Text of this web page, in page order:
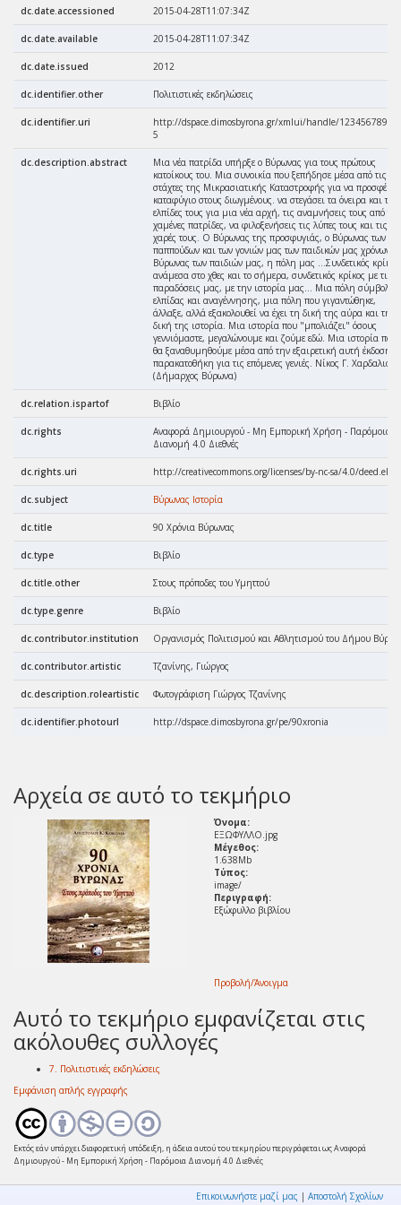
dc.date.accessioned 2015-04-28T11:07:34Z
dc.date.available 2015-04-28T11:07:34Z
dc.date.issued 2012
dc.identifier.other Πολιτιστικές εκδηλώσεις
dc.identifier.uri
http://dspace.dimosbyrona.gr/xmlui/handle/123456789/
5
dc.description.abstract
Μια νέα πατρίδα υπήρξε ο Βύρωνας για τους πρώτους
κατοίκους του. Μια συνοικία που ξεπήδησε μέσα από τις
στάχτες της Μικρασιατικής Καταστροφής για να προσφέρει
καταφύγιο στους διωγμένους. να στεγάσει τα όνειρα και τις
ελπίδες τους για μια νέα αρχή, τις αναμνήσεις τους από τις
χαμένες πατρίδες, να φιλοξενήσεις τις λύπες τους και τις
χαρές τους. Ο Βύρωνας της προσφυγιάς, ο Βύρωνας των
παππούδων και των γονιών μας των παιδικών μας χρόνων, ο
Βύρωνας των παιδιών μας, η πόλη μας ...Συνδετικός κρίκος
ανάμεσα στο χθες και το σήμερα, συνδετικός κρίκος με τις
παραδόσεις μας, με την ιστορία μας... Μια πόλη σύμβολο
ελπίδας και αναγέννησης, μια πόλη που γιγαντώθηκε,
άλλαξε, αλλά εξακολουθεί να έχει τη δική της αύρα και τη
δική της ιστορία. Μια ιστορία που "μπολιάζει" όσους
γεννιόμαστε, μεγαλώνουμε και ζούμε εδώ. Μια ιστορία που
θα ξαναθυμηθούμε μέσα από την εξαιρετική αυτή έκδοση -
παρακατοθήκη για τις επόμενες γενιές. Νίκος Γ. Χαρδαλιάς
(Δήμαρχος Βύρωνα)
dc.relation.ispartof Βιβλίο
dc.rights
Αναφορά Δημιουργού - Μη Εμπορική Χρήση - Παρόμοια
Διανομή 4.0 Διεθνές
dc.rights.uri http://creativecommons.org/licenses/by-nc-sa/4.0/deed.el
dc.subject Βύρωνας Ιστορία
dc.title 90 Χρόνια Βύρωνας
dc.type Βιβλίο
dc.title.other Στους πρόποδες του Υμηττού
dc.type.genre Βιβλίο
dc.contributor.institution Οργανισμός Πολιτισμού και Αθλητισμού του Δήμου
dc.contributor.artistic Τζανίνης, Γιώργος
dc.description.roleartistic Φωτογράφιση Γιώργος Τζανίνης
dc.identifier.photourl http://dspace.dimosbyrona.gr/pe/90xronia
Αρχεία σε αυτό το τεκμήριο
Όνομα:
ΕΞΩΦΥΛΛΟ.jpg
Μέγεθος:
1.638Mb
Τύπος:
image/
Περιγραφή:
Εξώφυλλο βιβλίου
Προβολή/Άνοιγμα
Αυτό το τεκμήριο εμφανίζεται στις
ακόλουθες συλλογές
7. Πολιτιστικές εκδηλώσεις
Εμφάνιση απλής εγγραφής
Εκτός εάν υπάρχει διαφορετική υπόδειξη, η άδεια αυτού του τεκμηρίου περιγράφεται ως Αναφορά
Δημιουργού - Μη Εμπορική Χρήση - Παρόμοια Διανομή 4.0 Διεθνές
Επικοινωνήστε μαζί μας | Αποστολή Σχολίων